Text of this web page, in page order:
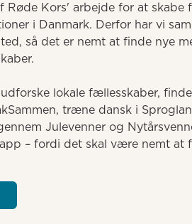
Røde Kors' arbejde for at skabe
i Danmark. Derfor har vi
så det er nemt at finde nye
lokale fællesskaber,
træne dansk i
Julevenner og
– fordi det skal være nemt at